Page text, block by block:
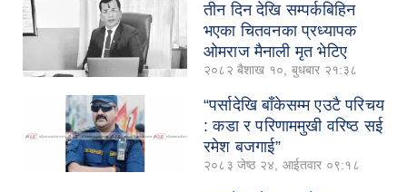
तीन दिन देखि सम्पर्कबिहिन
भएका चितवनका प्रध्यापक
ओमराज मैनाली मृत भेटिए
२०८२ बैशाख १०, बुधबार २१:३८
“पर्सादेखि बाँकेसम्म एउटै परिचय
: कडा र परिणाममुखी वरिष्ठ सई
रमेश बजगाई”
२०८३ जेष्ठ २४, आईतवार ०९:१८